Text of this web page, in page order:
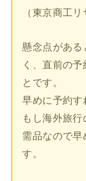
（東京商工
懸念点がある
く、直前の
とです。
早めに予約す
もし海外旅
需品なので早
す。